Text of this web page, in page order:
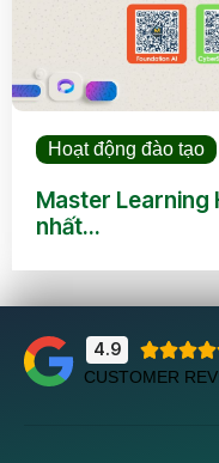
Hoạt động đào tạo
Master Learning
nhất...
4.9 
CUSTOMER